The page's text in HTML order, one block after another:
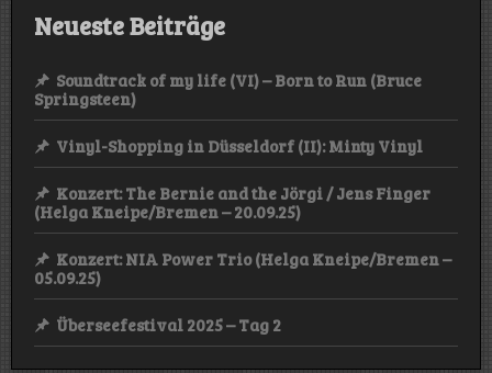
Neueste Beiträge
Soundtrack of my life (VI) – Born to Run (Bruce
Springsteen)
Vinyl-Shopping in Düsseldorf (II): Minty Vinyl
Konzert: The Bernie and the Jörgi / Jens Finger
(Helga Kneipe/Bremen – 20.09.25)
Konzert: NIA Power Trio (Helga Kneipe/Bremen –
05.09.25)
Überseefestival 2025 – Tag 2